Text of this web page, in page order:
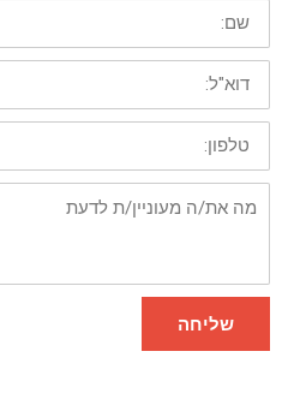
שם:
דוא"ל:
טלפון:
מה
את/ה
שליחה